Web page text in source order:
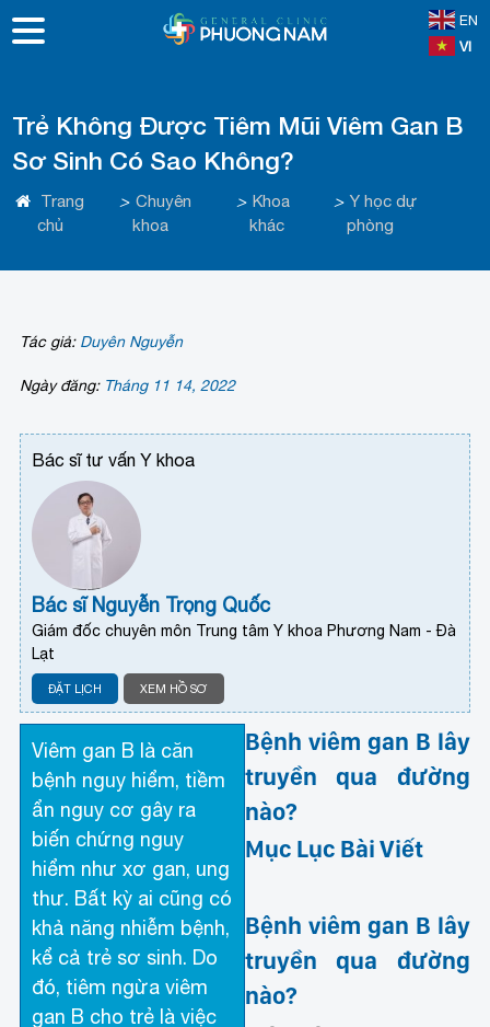
EN
VI
Trẻ Không Được Tiêm Mũi Viêm Gan B
Sơ Sinh Có Sao Không?
Trang
chủ
> Chuyên
khoa
> Khoa
khác
> Y học dự
phòng
Tác giả: Duyên Nguyễn
Ngày đăng: Tháng 11 14, 2022
Bác sĩ tư vấn Y khoa
Bác sĩ Nguyễn Trọng Quốc
Giám đốc chuyên môn Trung tâm Y khoa Phương Nam - Đà
Lạt
ĐẶT LỊCH XEM HỒ SƠ
Viêm gan B là căn
bệnh nguy hiểm, tiềm
ẩn nguy cơ gây ra
biến chứng nguy
hiểm như xơ gan, ung
thư. Bất kỳ ai cũng có
khả năng nhiễm bệnh,
kể cả trẻ sơ sinh. Do
đó, tiêm ngừa viêm
gan B cho trẻ là việc
Bệnh viêm gan B lây
truyền qua đường
nào?
Mục Lục Bài Viết
Bệnh viêm gan B lây
truyền qua đường
nào?